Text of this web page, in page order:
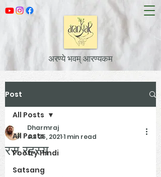
अरण्ये भवम् आरण्यकम
Post
All Posts
Poetry Hindi
Satsang
All Posts
रस रहस्य
Dharmraj
Jul 25, 20211 min read